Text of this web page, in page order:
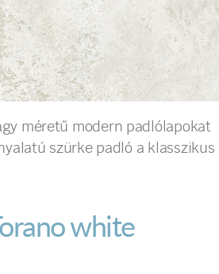
méretű modern padlólapokat
szürke padló a klasszikus
white